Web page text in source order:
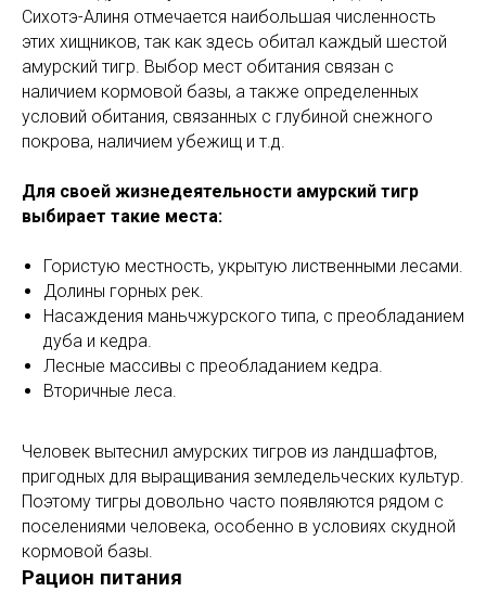
Сихотэ-Алиня отмечается наибольшая численность
этих хищников, так как здесь обитал каждый шестой
амурский тигр. Выбор мест обитания связан с
наличием кормовой базы, а также определенных
условий обитания, связанных с глубиной снежного
покрова, наличием убежищ и т.д.
Для своей жизнедеятельности амурский тигр
выбирает такие места:
Гористую местность, укрытую лиственными лесами.
Долины горных рек.
Насаждения маньчжурского типа, с преобладанием
дуба и кедра.
Лесные массивы с преобладанием кедра.
Вторичные леса.
Человек вытеснил амурских тигров из ландшафтов,
пригодных для выращивания земледельческих культур.
Поэтому тигры довольно часто появляются рядом с
поселениями человека, особенно в условиях скудной
кормовой базы.
Рацион питания